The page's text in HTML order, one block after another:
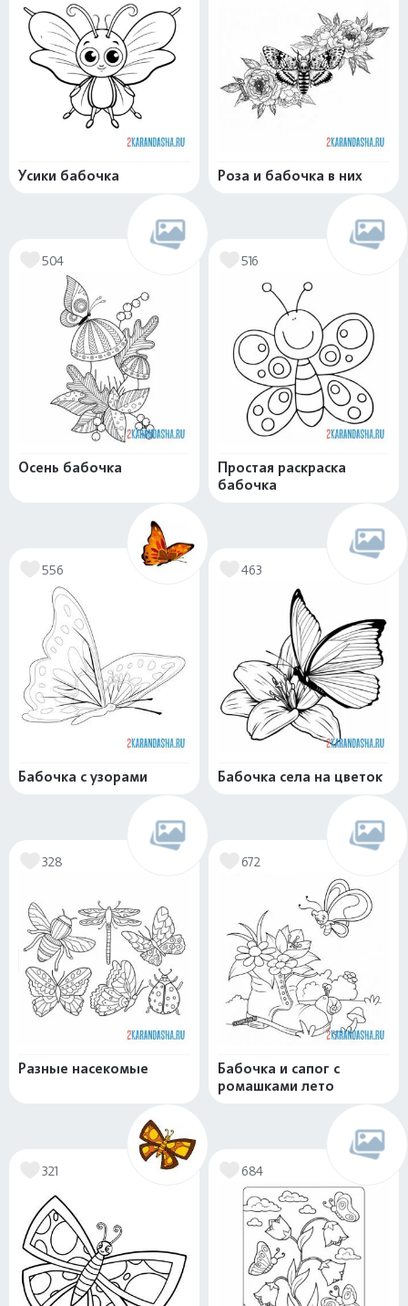
Усики бабочка Роза и бабочка в них
504
Осень бабочка
516
Простая раскраска
бабочка
556
Бабочка с узорами
463
Бабочка села на цветок
328
Разные насекомые
672
Бабочка и сапог с
ромашками лето
321 684